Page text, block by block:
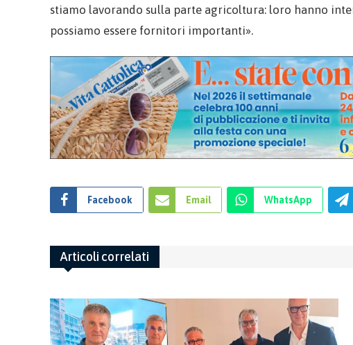
stiamo lavorando sulla parte agricoltura: loro hanno
possiamo essere fornitori importanti».
Facebook Email WhatsApp
Articoli correlati